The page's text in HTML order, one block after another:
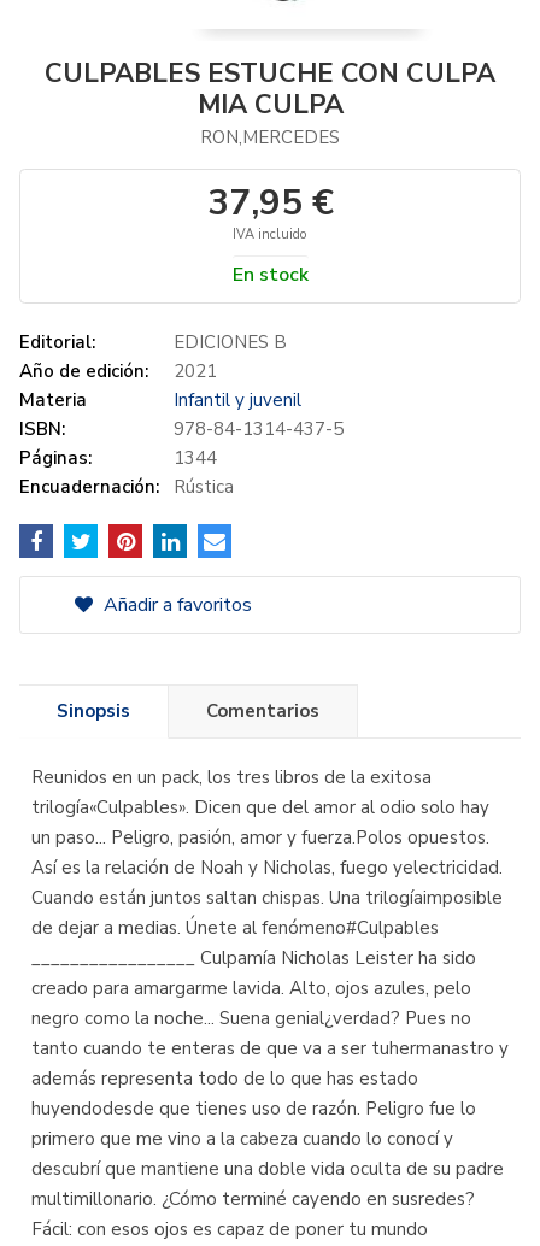
CULPABLES ESTUCHE CON CULPA
MIA CULPA
RON,MERCEDES
37,95 €
IVA incluido
En stock
Editorial:
EDICIONES B
Año de edición:
2021
Materia
Infantil y juvenil
ISBN:
978-84-1314-437-5
Páginas:
1344
Encuadernación:
Rústica
Añadir a favoritos
Sinopsis Comentarios
Reunidos en un pack, los tres libros de la exitosa
trilogía«Culpables». Dicen que del amor al odio solo hay
un paso... Peligro, pasión, amor y fuerza.Polos opuestos.
Así es la relación de Noah y Nicholas, fuego yelectricidad.
Cuando están juntos saltan chispas. Una trilogíaimposible
de dejar a medias. Únete al fenómeno#Culpables
_________________ Culpamía Nicholas Leister ha sido
creado para amargarme lavida. Alto, ojos azules, pelo
negro como la noche... Suena genial¿verdad? Pues no
tanto cuando te enteras de que va a ser tuhermanastro y
además representa todo de lo que has estado
huyendodesde que tienes uso de razón. Peligro fue lo
primero que me vino a la cabeza cuando lo conocí y
descubrí que mantiene una doble vida oculta de su padre
multimillonario. ¿Cómo terminé cayendo en susredes?
Fácil: con esos ojos es capaz de poner tu mundo